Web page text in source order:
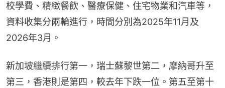
校學費、精緻餐飲、醫療保健、住宅物業和汽車等，
資料收集分兩輪進行，時間分別為2025年11月及
2026年3月。
新加坡繼續排行第一，瑞士蘇黎世第二，摩納哥升至
第三，香港則是第四，較去年下跌一位。第五至第十